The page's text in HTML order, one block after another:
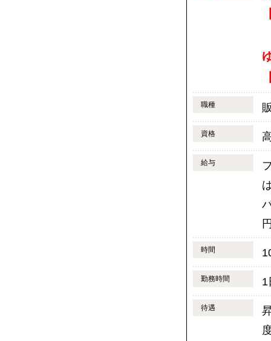
職種
資格
給与
時間
勤務時間 1
待遇